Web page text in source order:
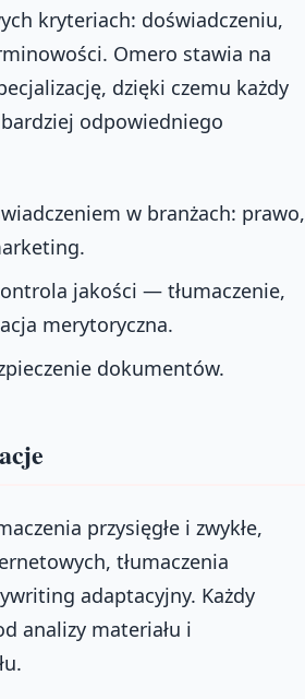
kryteriach: doświadczeniu,
Omero stawia na
dzięki czemu każdy
odpowiedniego
w branżach: prawo,
jakości — tłumaczenie,
merytoryczna.
dokumentów.
przysięgłe i zwykłe,
tłumaczenia
adaptacyjny. Każdy
analizy materiału i